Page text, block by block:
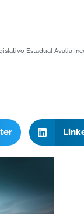
Estadual Avalia